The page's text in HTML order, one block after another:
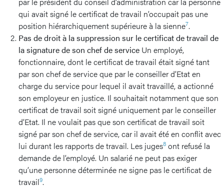
qui avait signé le certificat de travail n’occupait pas une
position hiérarchiquement supérieure à la sienne7.
Pas de droit à la suppression sur le certificat de travail de
la signature de son chef de service Un employé,
fonctionnaire, dont le certificat de travail était signé tant
par son chef de service que par le conseiller d’Etat en
charge du service pour lequel il avait travaillé, a actionné
son employeur en justice. Il souhaitait notamment que son
certificat de travail soit signé uniquement par le conseiller
d’Etat. Il ne voulait pas que son certificat de travail soit
signé par son chef de service, car il avait été en conflit avec
lui durant les rapports de travail. Les juges8 ont refusé la
demande de l’employé. Un salarié ne peut pas exiger
qu’une personne déterminée ne signe pas le certificat de
travail9.